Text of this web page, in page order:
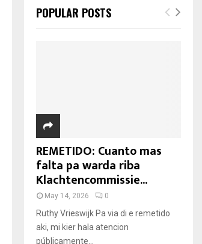
POPULAR POSTS
REMETIDO: Cuanto mas
falta pa warda riba
Klachtencommissie...
May 14, 2026 0
Ruthy Vrieswijk Pa via di e remetido
aki, mi kier hala atencion
públicamente...